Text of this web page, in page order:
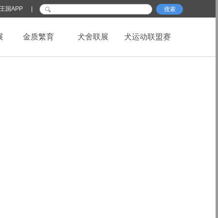
国APP 搜索
金质繁育 犬舍联展 犬运动联盟赛